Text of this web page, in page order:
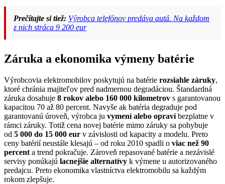
Prečítajte si tiež: Výrobca telefónov predáva autá. Na každom
z nich stráca 9 200 eur
Záruka a ekonomika výmeny batérie
Výrobcovia elektromobilov poskytujú na batérie rozsiahle záruky,
ktoré chránia majiteľov pred nadmernou degradáciou. Štandardná
záruka dosahuje 8 rokov alebo 160 000 kilometrov s garantovanou
kapacitou 70 až 80 percent. Navyše ak batéria degraduje pod
garantovanú úroveň, výrobca ju vymení alebo opravíbezplatne v
rámci záruky. Totiž cena novej batérie mimo záruky sa pohybuje
od 5 000 do 15 000 eur v závislosti od kapacity a modelu. Preto
ceny batérií neustále klesajú – od roku 2010 spadli o viac než 90
percent a trend pokračuje. Zároveň repasované batérie a nezávislé
servisy ponúkajú lacnejšie alternatívy k výmene u autorizovaného
predajcu. Preto ekonomika vlastníctva elektromobilu sa každým
rokom zlepšuje.